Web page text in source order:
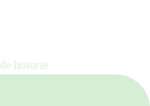
historie